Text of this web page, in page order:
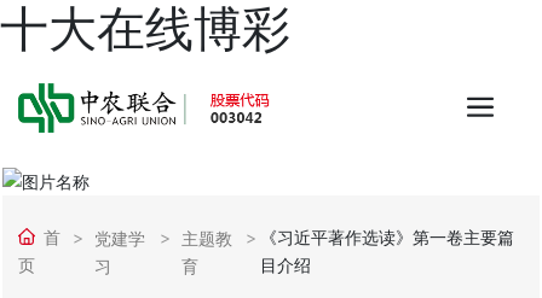
十大在线博彩
首
页
党建学
习
主题教
育
《习近平著作选读》第一卷主要篇
目介绍